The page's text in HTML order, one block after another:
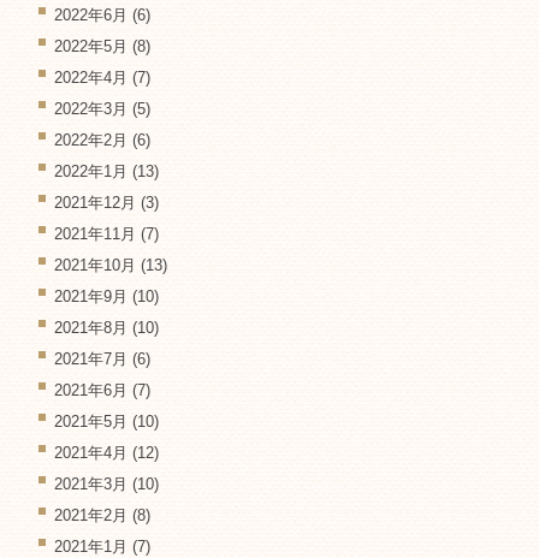
2022年6月 (6)
2022年5月 (8)
2022年4月 (7)
2022年3月 (5)
2022年2月 (6)
2022年1月 (13)
2021年12月 (3)
2021年11月 (7)
2021年10月 (13)
2021年9月 (10)
2021年8月 (10)
2021年7月 (6)
2021年6月 (7)
2021年5月 (10)
2021年4月 (12)
2021年3月 (10)
2021年2月 (8)
2021年1月 (7)